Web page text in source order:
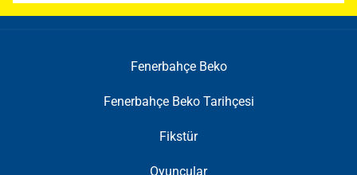
Fenerbahçe Beko
Fenerbahçe Beko Tarihçesi
Fikstür
Oyuncular